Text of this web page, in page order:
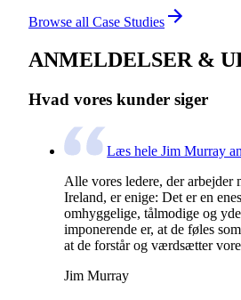
Browse all Case Studies
ANMELDELSER &
Hvad vores kunder siger
Læs hele Jim Murray
Alle vores ledere, der arbejder
Ireland, er enige: Det er en
omhyggelige, tålmodige og
imponerende er, at de føles
at de forstår og værdsætter
Jim Murray